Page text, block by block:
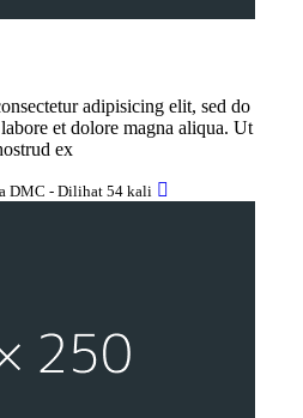
adipisicing elit, sed do
et dolore magna aliqua. Ut
ex
DMC - Dilihat 54 kali